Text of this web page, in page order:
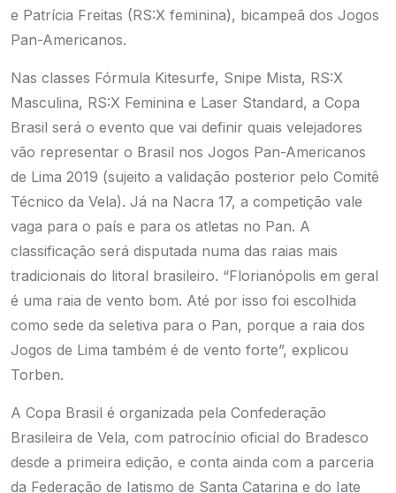
e Patrícia Freitas (RS:X feminina), bicampeã dos Jogos
Pan-Americanos.
Nas classes Fórmula Kitesurfe, Snipe Mista, RS:X
Masculina, RS:X Feminina e Laser Standard, a Copa
Brasil será o evento que vai definir quais velejadores
vão representar o Brasil nos Jogos Pan-Americanos
de Lima 2019 (sujeito a validação posterior pelo Comitê
Técnico da Vela). Já na Nacra 17, a competição vale
vaga para o país e para os atletas no Pan. A
classificação será disputada numa das raias mais
tradicionais do litoral brasileiro. “Florianópolis em geral
é uma raia de vento bom. Até por isso foi escolhida
como sede da seletiva para o Pan, porque a raia dos
Jogos de Lima também é de vento forte”, explicou
Torben.
A Copa Brasil é organizada pela Confederação
Brasileira de Vela, com patrocínio oficial do Bradesco
desde a primeira edição, e conta ainda com a parceria
da Federação de Iatismo de Santa Catarina e do Iate